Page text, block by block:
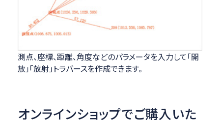
測点、座標、距離、角度などのパラメータを入力して「開
放」「放射」トラバースを作成できます。
オンラインショップでご購入いた